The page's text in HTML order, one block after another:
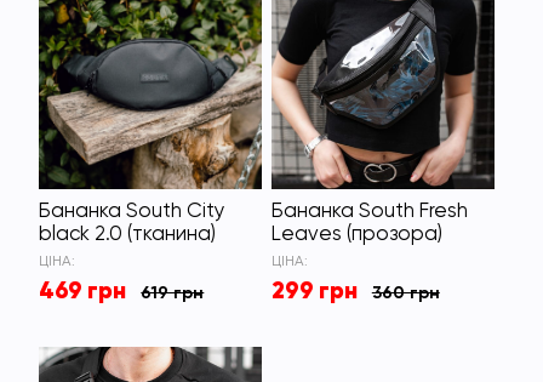
Бананка South City
black 2.0 (тканина)
ЦІНА:
469 грн 619 грн
Бананка South Fresh
Leaves (прозора)
ЦІНА:
299 грн 360 грн